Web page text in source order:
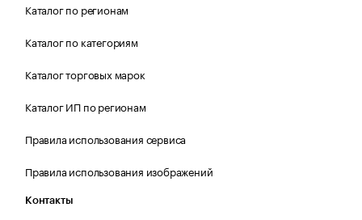
Каталог по регионам
Каталог по категориям
Каталог торговых марок
Каталог ИП по регионам
Правила использования сервиса
Правила использования изображений
Контакты